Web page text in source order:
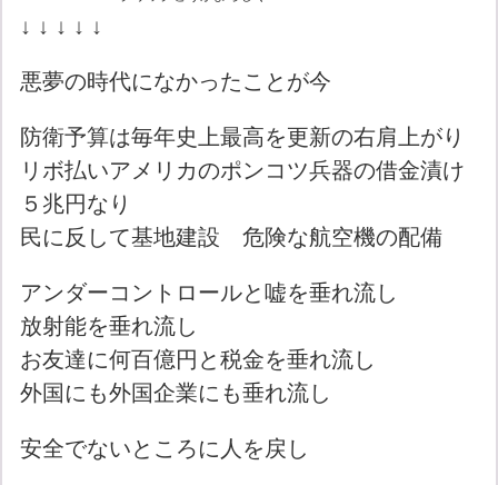
↓ ↓ ↓ ↓ ↓
悪夢の時代になかったことが今
防衛予算は毎年史上最高を更新の右肩上がり
リボ払いアメリカのポンコツ兵器の借金漬け
５兆円なり
民に反して基地建設 危険な航空機の配備
アンダーコントロールと嘘を垂れ流し
放射能を垂れ流し
お友達に何百億円と税金を垂れ流し
外国にも外国企業にも垂れ流し
安全でないところに人を戻し